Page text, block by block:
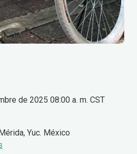
de 2025 08:00 a. m. CST
Yuc. México